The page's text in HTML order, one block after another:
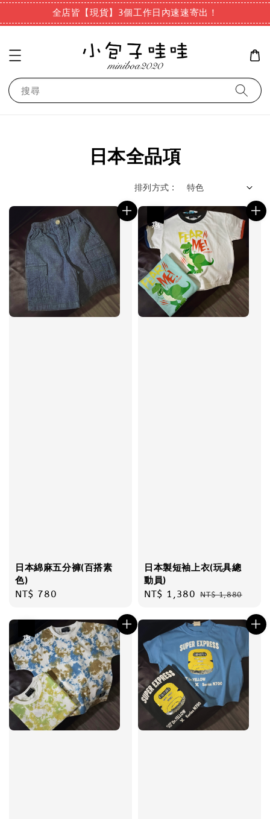
全店皆【現貨】3個工作日內速速寄出！
搜尋
日本全品項
排列方式 :
日本綿麻五分褲(百搭素
色)
Regular
NT$ 780
日本製短袖上衣(玩具總
動員)
Sale
NT$ 1,380 Regular
NT$ 1,880